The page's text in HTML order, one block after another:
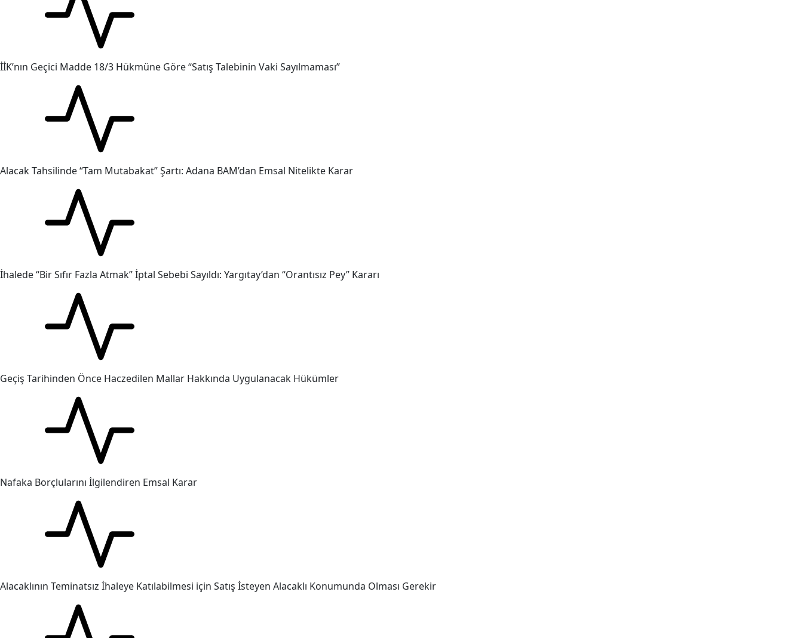
İİK’nın Geçici Madde 18/3 Hükmüne Göre “Satış Talebinin Vaki Sayılmaması”
Alacak Tahsilinde “Tam Mutabakat” Şartı: Adana BAM’dan Emsal Nitelikte Karar
İhalede “Bir Sıfır Fazla Atmak” İptal Sebebi Sayıldı: Yargıtay’dan “Orantısız Pey” Kararı
Geçiş Tarihinden Önce Haczedilen Mallar Hakkında Uygulanacak Hükümler
Nafaka Borçlularını İlgilendiren Emsal Karar
Alacaklının Teminatsız İhaleye Katılabilmesi için Satış İsteyen Alacaklı Konumunda Olması Gerekir